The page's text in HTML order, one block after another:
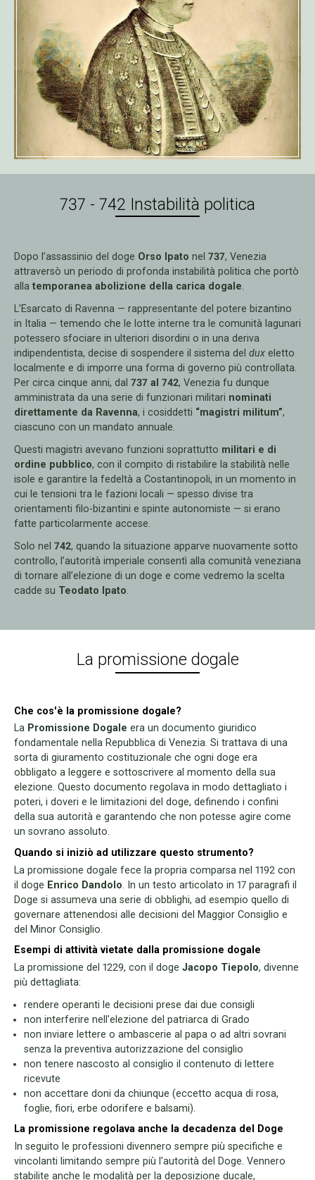
737 - 742 Instabilità politica
Dopo l’assassinio del doge Orso Ipato nel 737, Venezia
attraversò un periodo di profonda instabilità politica che portò
alla temporanea abolizione della carica dogale.
L’Esarcato di Ravenna — rappresentante del potere bizantino
in Italia — temendo che le lotte interne tra le comunità lagunari
potessero sfociare in ulteriori disordini o in una deriva
indipendentista, decise di sospendere il sistema del dux eletto
localmente e di imporre una forma di governo più controllata.
Per circa cinque anni, dal 737 al 742, Venezia fu dunque
amministrata da una serie di funzionari militari nominati
direttamente da Ravenna, i cosiddetti “magistri militum”,
ciascuno con un mandato annuale.
Questi magistri avevano funzioni soprattutto militari e di
ordine pubblico, con il compito di ristabilire la stabilità nelle
isole e garantire la fedeltà a Costantinopoli, in un momento in
cui le tensioni tra le fazioni locali — spesso divise tra
orientamenti filo-bizantini e spinte autonomiste — si erano
fatte particolarmente accese.
Solo nel 742, quando la situazione apparve nuovamente sotto
controllo, l’autorità imperiale consentì alla comunità veneziana
di tornare all’elezione di un doge e come vedremo la scelta
cadde su Teodato Ipato.
La promissione dogale
Che cos'è la promissione dogale?
La Promissione Dogale era un documento giuridico
fondamentale nella Repubblica di Venezia. Si trattava di una
sorta di giuramento costituzionale che ogni doge era
obbligato a leggere e sottoscrivere al momento della sua
elezione. Questo documento regolava in modo dettagliato i
poteri, i doveri e le limitazioni del doge, definendo i confini
della sua autorità e garantendo che non potesse agire come
un sovrano assoluto.
Quando si iniziò ad utilizzare questo strumento?
La promissione dogale fece la propria comparsa nel 1192 con
il doge Enrico Dandolo. In un testo articolato in 17 paragrafi il
Doge si assumeva una serie di obblighi, ad esempio quello di
governare attenendosi alle decisioni del Maggior Consiglio e
del Minor Consiglio.
Esempi di attività vietate dalla promissione dogale
La promissione del 1229, con il doge Jacopo Tiepolo, divenne
più dettagliata:
rendere operanti le decisioni prese dai due consigli
non interferire nell'elezione del patriarca di Grado
non inviare lettere o ambascerie al papa o ad altri sovrani
senza la preventiva autorizzazione del consiglio
non tenere nascosto al consiglio il contenuto di lettere
ricevute
non accettare doni da chiunque (eccetto acqua di rosa,
foglie, fiori, erbe odorifere e balsami).
La promissione regolava anche la decadenza del Doge
In seguito le professioni divennero sempre più specifiche e
vincolanti limitando sempre più l'autorità del Doge. Vennero
stabilite anche le modalità per la deposizione ducale,